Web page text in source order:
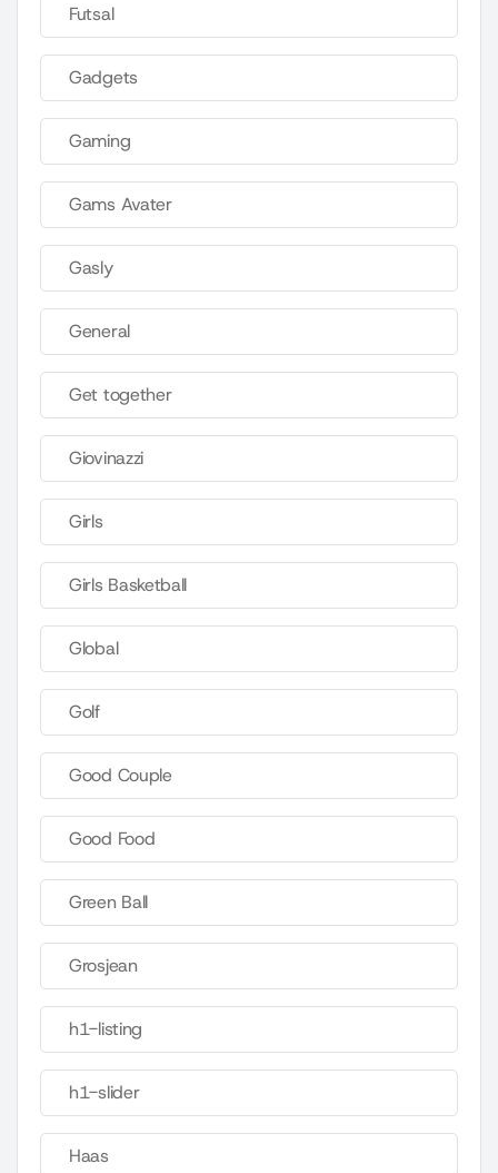
Futsal
Gadgets
Gaming
Gams Avater
Gasly
General
Get together
Giovinazzi
Girls
Girls Basketball
Global
Golf
Good Couple
Good Food
Green Ball
Grosjean
h1-listing
h1-slider
Haas